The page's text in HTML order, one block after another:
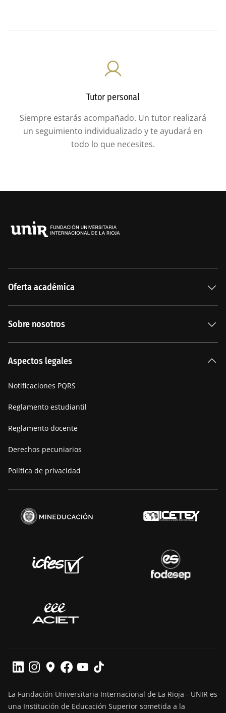
Tutor personal
Siempre estarás acompañado. Un tutor realizará
un seguimiento individualizado y te ayudará en
todo lo que necesites.
Oferta académica
Sobre nosotros
Manifiesto
Aspectos legales
Notificaciones PQRS
Reglamento estudiantil
Reglamento docente
Derechos pecuniarios
Política de privacidad
La Fundación Universitaria Internacional de La Rioja - UNIR es
una Institución de Educación Superior sometida a la